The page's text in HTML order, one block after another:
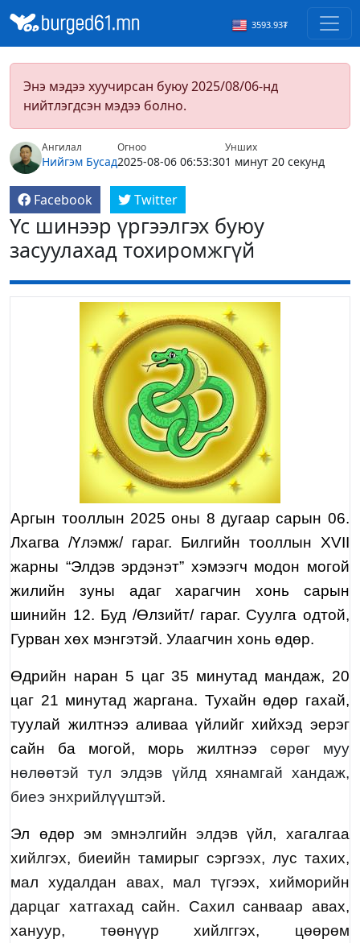
3593.93₮
Энэ мэдээ хуучирсан буюу 2025/08/06-нд
нийтлэгдсэн мэдээ болно.
Ангилал
Нийгэм Бусад
Огноо
2025-08-06 06:53:30
Унших
1 минут 20 секунд
Facebook Twitter
Үс шинээр үргээлгэх буюу
засуулахад тохиромжгүй
Аргын тооллын 2025 оны 8 дугаар сарын 06.
Лхагва /Үлэмж/ гараг. Билгийн тооллын XVII
жарны “Элдэв эрдэнэт” хэмээгч модон могой
жилийн зуны адаг харагчин хонь сарын
шинийн 12. Буд /Өлзийт/ гараг. Суулга одтой,
Гурван хөх мэнгэтэй. Улаагчин хонь өдөр.
Өдрийн наран 5 цаг 35 минутад мандаж, 20
цаг 21 минутад жаргана. Тухайн өдөр гахай,
туулай жилтнээ аливаа үйлийг хийхэд эерэг
сайн ба могой, морь жилтнээ сөрөг муу
нөлөөтэй тул элдэв үйлд хянамгай хандаж,
биеэ энхрийлүүштэй.
Эл өдөр эм эмнэлгийн элдэв үйл, хагалгаа
хийлгэх, биеийн тамирыг сэргээх, лус тахих,
мал худалдан авах, мал түгээх, хийморийн
дарцаг хатгахад сайн. Сахил санваар авах,
хануур, төөнүүр хийлггэх, цөөрөм